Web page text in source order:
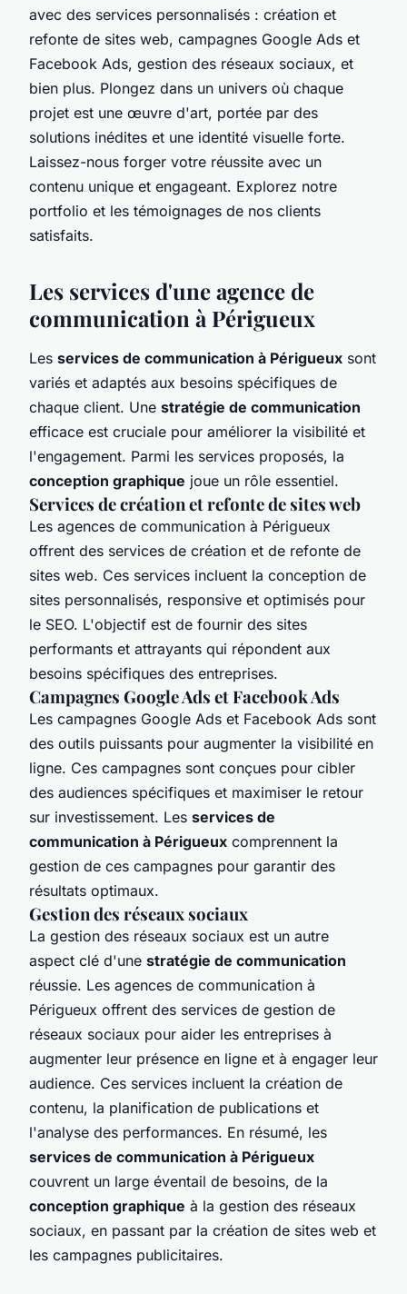
avec des services personnalisés : création et
refonte de sites web, campagnes Google Ads et
Facebook Ads, gestion des réseaux sociaux, et
bien plus. Plongez dans un univers où chaque
projet est une œuvre d'art, portée par des
solutions inédites et une identité visuelle forte.
Laissez-nous forger votre réussite avec un
contenu unique et engageant. Explorez notre
portfolio et les témoignages de nos clients
satisfaits.
Les services d'une agence de
communication à Périgueux
Les services de communication à Périgueux sont
variés et adaptés aux besoins spécifiques de
chaque client. Une stratégie de communication
efficace est cruciale pour améliorer la visibilité et
l'engagement. Parmi les services proposés, la
conception graphique joue un rôle essentiel.
Services de création et refonte de sites web
Les agences de communication à Périgueux
offrent des services de création et de refonte de
sites web. Ces services incluent la conception de
sites personnalisés, responsive et optimisés pour
le SEO. L'objectif est de fournir des sites
performants et attrayants qui répondent aux
besoins spécifiques des entreprises.
Campagnes Google Ads et Facebook Ads
Les campagnes Google Ads et Facebook Ads sont
des outils puissants pour augmenter la visibilité en
ligne. Ces campagnes sont conçues pour cibler
des audiences spécifiques et maximiser le retour
sur investissement. Les services de
communication à Périgueux comprennent la
gestion de ces campagnes pour garantir des
résultats optimaux.
Gestion des réseaux sociaux
La gestion des réseaux sociaux est un autre
aspect clé d'une stratégie de communication
réussie. Les agences de communication à
Périgueux offrent des services de gestion de
réseaux sociaux pour aider les entreprises à
augmenter leur présence en ligne et à engager leur
audience. Ces services incluent la création de
contenu, la planification de publications et
l'analyse des performances. En résumé, les
services de communication à Périgueux
couvrent un large éventail de besoins, de la
conception graphique à la gestion des réseaux
sociaux, en passant par la création de sites web et
les campagnes publicitaires.